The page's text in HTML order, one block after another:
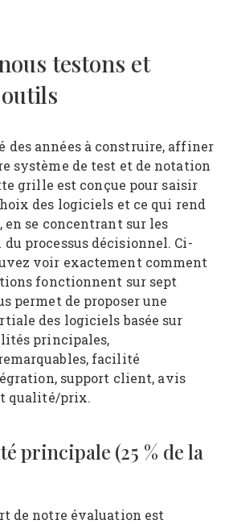
testons et
des années à construire, affiner
système de test et de notation
grille est conçue pour saisir
des logiciels et ce qui rend
se concentrant sur les
processus décisionnel. Ci-
voir exactement comment
fonctionnent sur sept
permet de proposer une
des logiciels basée sur
principales,
facilité
support client, avis
qualité/prix.
principale (25 % de la
de notre évaluation est